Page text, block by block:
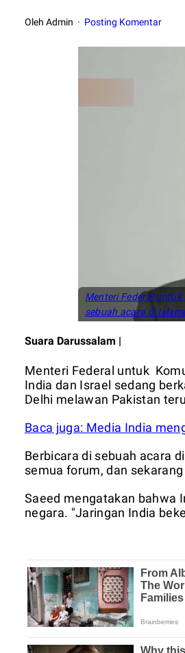
Oleh Admin Posting Komentar
Menteri Federal
sebuah acara di
Suara Darussalam |
Menteri Federal untuk
India dan Israel sedang
Delhi melawan Pakistan
Baca juga: Media India
Berbicara di sebuah acara
semua forum, dan
Saeed mengatakan bahwa
negara. "Jaringan India